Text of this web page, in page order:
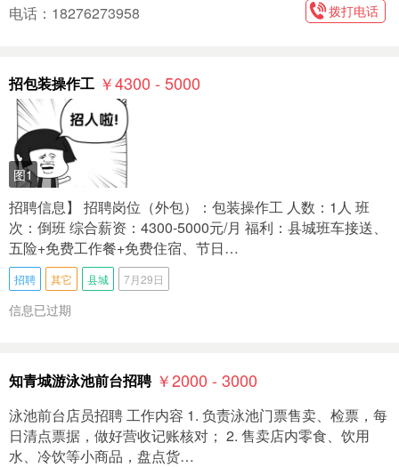
电话：18276273958 拨打电话
招包装操作工 ￥4300 - 5000
图1
招聘信息】 招聘岗位（外包）：包装操作工 人数：1人 班
次：倒班 综合薪资：4300-5000元/月 福利：县城班车接送、
五险+免费工作餐+免费住宿、节日…
招聘 其它 县城 7月29日
信息已过期
知青城游泳池前台招聘 ￥2000 - 3000
泳池前台店员招聘 工作内容 1. 负责泳池门票售卖、检票，每
日清点票据，做好营收记账核对； 2. 售卖店内零食、饮用
水、冷饮等小商品，盘点货…